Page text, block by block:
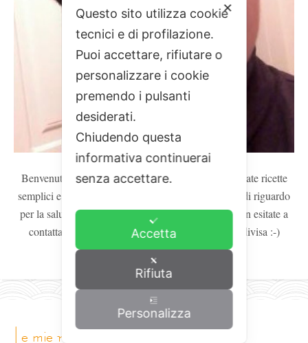
Benvenuti! Se vi va di cimentarvi in cucina, qui trovate ricette
semplici e che vogliono avere, per lo più, un occhio di riguardo
per la salute. Se avete curiosità, dubbi o richieste, non esitate a
contattarmi... la cucina è una passione che va condivisa :-)
Continua a leggere...
le mie ricette:
✕
Questo sito utilizza cookie
tecnici e di profilazione.
Puoi accettare, rifiutare o
personalizzare i cookie
premendo i pulsanti
desiderati.
Chiudendo questa
informativa continuerai
senza accettare.
Accetta
Rifiuta
Personalizza